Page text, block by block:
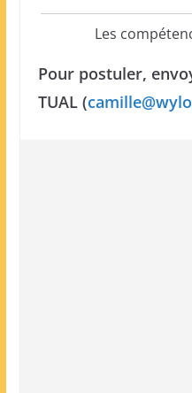
Les
Pour postuler,
TUAL (